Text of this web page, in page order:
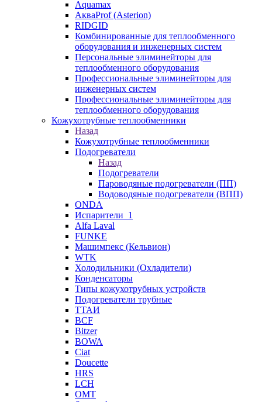
Aquamax
АкваProf (Asterion)
RIDGID
Комбинированные для теплообменного
оборудования и инженерных систем
Персональные элиминейторы для
теплообменного оборудования
Профессиональные элиминейторы для
инженерных систем
Профессиональные элиминейторы для
теплообменного оборудования
Кожухотрубные теплообменники
Назад
Кожухотрубные теплообменники
Подогреватели
Назад
Подогреватели
Пароводяные подогреватели (ПП)
Водоводяные подогреватели (ВПП)
ONDA
Испарители_1
Alfa Laval
FUNKE
Машимпекс (Кельвион)
WTK
Холодильники (Охладители)
Конденсаторы
Типы кожухотрубных устройств
Подогреватели трубные
ТТАИ
BCF
Bitzer
BOWA
Ciat
Doucette
HRS
LCH
OMT